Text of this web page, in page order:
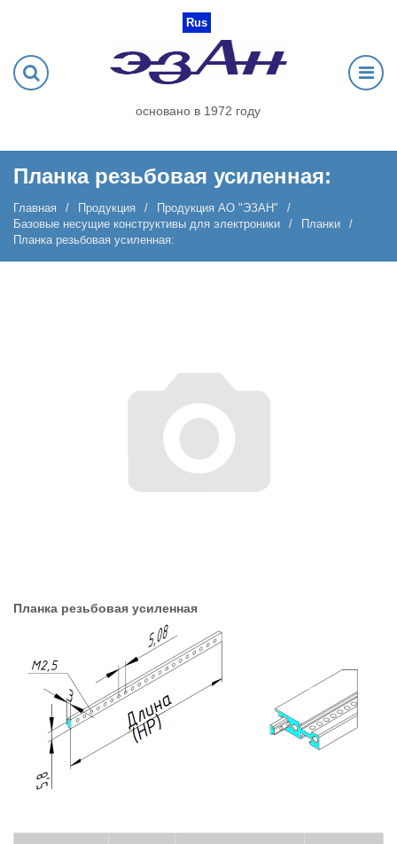
Rus
основано в 1972 году
Планка резьбовая усиленная:
Главная Продукция
Продукция АО "ЭЗАН"
Базовые несущие конструктивы для электроники
Планки
Планка резьбовая усиленная:
Планка резьбовая усиленная